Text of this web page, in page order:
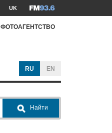
UK
ФОТОАГЕНТСТВО
RU EN
Найти